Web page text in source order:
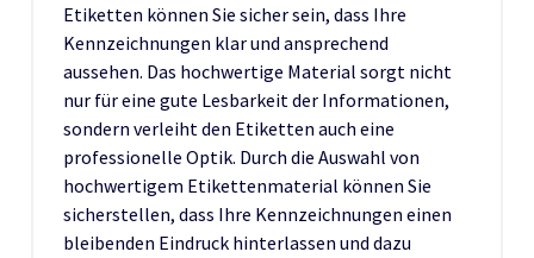
Etiketten können Sie sicher sein, dass Ihre
Kennzeichnungen klar und ansprechend
aussehen. Das hochwertige Material sorgt nicht
nur für eine gute Lesbarkeit der Informationen,
sondern verleiht den Etiketten auch eine
professionelle Optik. Durch die Auswahl von
hochwertigem Etikettenmaterial können Sie
sicherstellen, dass Ihre Kennzeichnungen einen
bleibenden Eindruck hinterlassen und dazu